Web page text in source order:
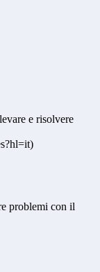
e risolvere
problemi con il